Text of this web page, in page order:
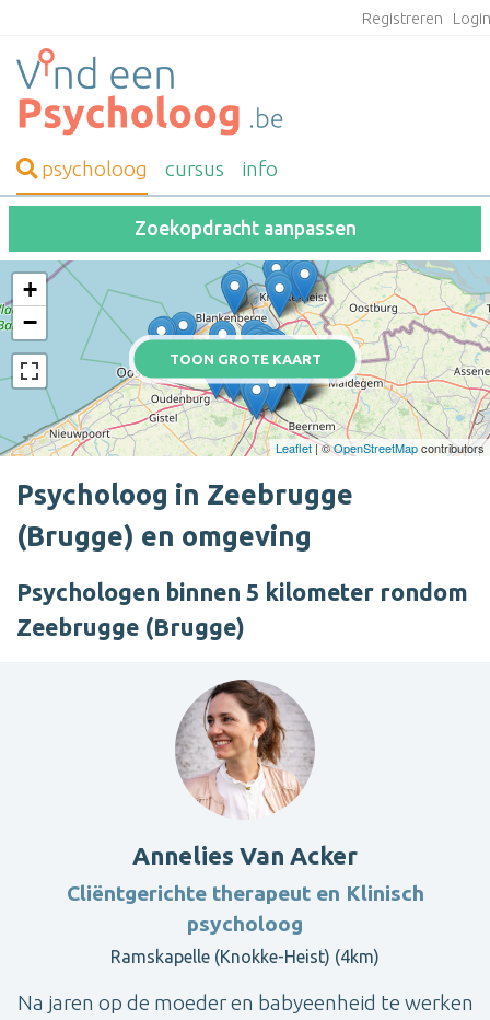
Registreren
psycholoog cursus info
Zoekopdracht aanpassen
TOON GROTE KAART
+
−
Leaflet| ©OpenStreetMapcontributors
Psycholoog in Zeebrugge
(Brugge) en omgeving
Psychologen binnen 5 kilometer rondom
Zeebrugge (Brugge)
Annelies Van Acker
Cliëntgerichte therapeut en Klinisch
psycholoog
Ramskapelle (Knokke-Heist) (4km)
Na jaren op de moeder en babyeenheid te werken